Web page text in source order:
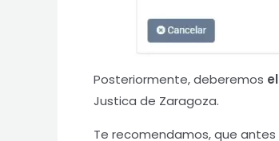
Posteriormente, deberemos
Justica de Zaragoza.
Te recomendamos, que